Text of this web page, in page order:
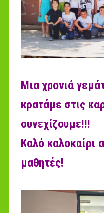
Μια χρονιά
κρατάμε στις
συνεχίζουμε!!!
Καλό καλοκαίρι
μαθητές!